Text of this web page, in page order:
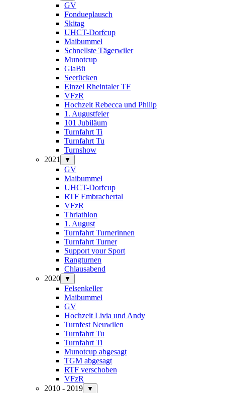
GV
Fondueplausch
Skitag
UHCT-Dorfcup
Maibummel
Schnellste Tägerwiler
Munotcup
GlaBü
Seerücken
Einzel Rheintaler TF
VFzR
Hochzeit Rebecca und Philip
1. Augustfeier
101 Jubiläum
Turnfahrt Ti
Turnfahrt Tu
Turnshow
2021
▼
GV
Maibummel
UHCT-Dorfcup
RTF Embrachertal
VFzR
Thriathlon
1. August
Turnfahrt Turnerinnen
Turnfahrt Turner
Support your Sport
Rangturnen
Chlausabend
2020
▼
Felsenkeller
Maibummel
GV
Hochzeit Livia und Andy
Turnfest Neuwilen
Turnfahrt Tu
Turnfahrt Ti
Munotcup abgesagt
TGM abgesagt
RTF verschoben
VFzR
2010 - 2019
▼